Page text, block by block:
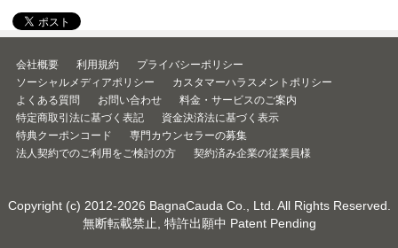
会社概要 利用規約
プライバシーポリシー
ソーシャルメディアポリシー
カスタマーハラスメントポリシー
よくある質問
お問い合わせ
料金・サービスのご案内
特定商取引法に基づく表記
資金決済法に基づく表示
特典クーポンコード
専門カウンセラーの募集
法人契約でのご利用をご検討の方
契約済み企業の従業員様
Copyright (c) 2012-2026 BagnaCauda Co., Ltd. All Rights Reserved.
無断転載禁止, 特許出願中 Patent Pending